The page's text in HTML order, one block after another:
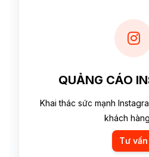
QUẢNG CÁO
Khai thác sức mạnh
khách
Tư vấn